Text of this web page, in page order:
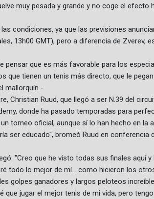
muy pesada y grande y no coge el efecto
condiciones, ya que las previsiones
13h00 GMT), pero a diferencia de Zverev,
pensar que es más favorable para los
que tienen un tenis más directo, que le
mallorquín -
Christian Ruud, que llegó a ser N.39 del
donde ha pasado temporadas para
torneo oficial, aunque sí lo han hecho en la
ser educado", bromeó Ruud en conferencia
"Creo que he visto todas sus finales aquí
todo lo mejor de mí... como hicieron los
golpes ganadores y largos peloteos
que jugar el mejor tenis de mi vida, pero